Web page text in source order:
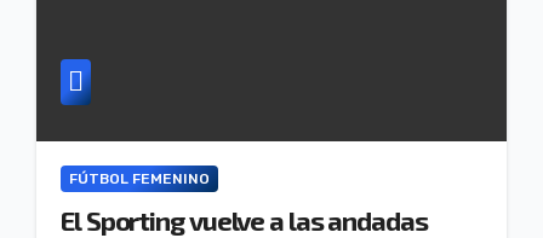
FÚTBOL FEMENINO
El Sporting vuelve a las andadas